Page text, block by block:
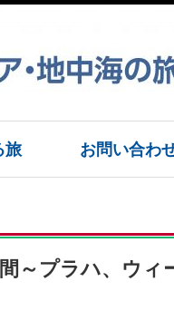
旅 お問い合わ
～プラハ、ウィ